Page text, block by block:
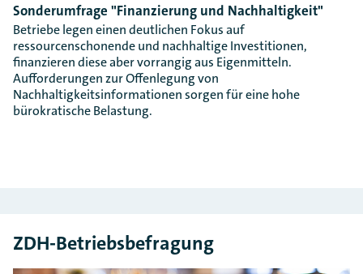
Sonderumfrage "Finanzierung und Nachhaltigkeit"
Betriebe legen einen deutlichen Fokus auf
ressourcenschonende und nachhaltige Investitionen,
finanzieren diese aber vorrangig aus Eigenmitteln.
Aufforderungen zur Offenlegung von
Nachhaltigkeitsinformationen sorgen für eine hohe
bürokratische Belastung.
ZDH-Betriebsbefragung